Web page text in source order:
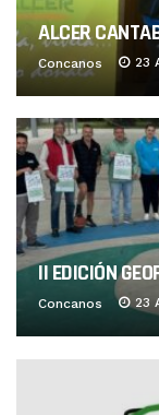
ALCER
Concanos 23
II EDICIÓN
Concanos 23